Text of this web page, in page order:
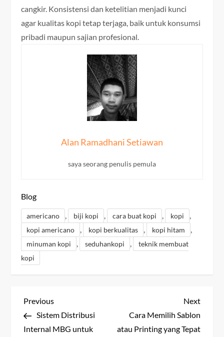
cangkir. Konsistensi dan ketelitian menjadi kunci
agar kualitas kopi tetap terjaga, baik untuk konsumsi
pribadi maupun sajian profesional.
Alan Ramadhani Setiawan
saya seorang penulis pemula
Blog
americano , biji kopi , cara buat kopi , kopi ,
kopi americano , kopi berkualitas , kopi hitam ,
minuman kopi , seduhankopi ,
teknik membuat
kopi
P
o
Previous
Post
Previous
Sistem Distribusi
Internal MBG untuk
Next
Post
Next
Cara Memilih Sablon
atau Printing yang Tepat